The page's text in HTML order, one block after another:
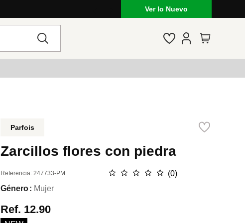
Outfits de temporada: jeans,
Ver lo Nuevo
Parfois
Zarcillos flores con piedra
Referencia:247733-PM ☆ ☆ ☆ ☆ ☆ (0)
Género
Mujer
Ref. 12.90